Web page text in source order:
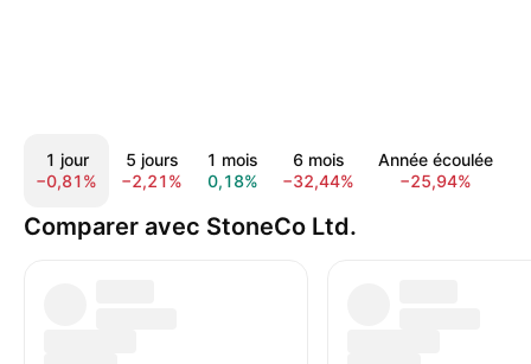
1 jour
−0,81%
5 jours
−2,21%
1 mois
0,18%
6 mois
−32,44%
Année écoulée
−25,94%
Comparer avec StoneCo Ltd.